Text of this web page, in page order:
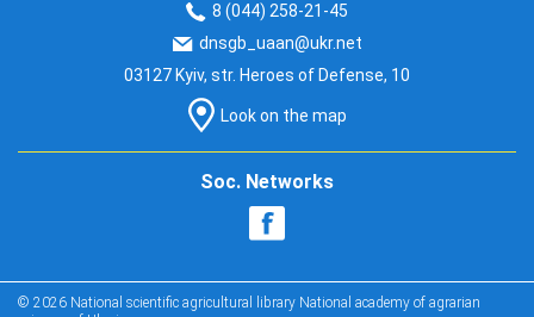
8 (044) 258-21-45
dnsgb_uaan@ukr.net
03127 Kyiv, str. Heroes of Defense, 10
Look on the map
Soc. Networks
© 2026 National scientific agricultural library National academy of agrarian